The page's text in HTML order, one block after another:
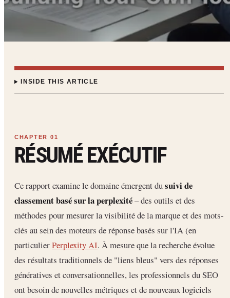
INSIDE THIS ARTICLE
RÉSUMÉ EXÉCUTIF
Ce rapport examine le domaine émergent dusuivi de
classement basé sur la perplexité– des outils et des
méthodes pour mesurer la visibilité de la marque et des mots-
clés au sein des moteurs de réponse basés sur l'IA (en
particulierPerplexity AI. À mesure que la recherche évolue
des résultats traditionnels de "liens bleus" vers des réponses
génératives et conversationnelles, les professionnels du SEO
ont besoin de nouvelles métriques et de nouveaux logiciels